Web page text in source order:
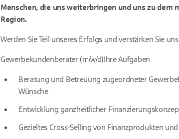
Menschen, die uns weiterbringen und uns zu
Region.
Werden Sie Teil unseres Erfolgs und verstärken Sie
Gewerbekundenberater (m/w/d)Ihre Aufgaben
Beratung und Betreuung zugeordneter
Wünsche
Entwicklung ganzheitlicher
Gezieltes Cross-Selling von Finanzprodukten